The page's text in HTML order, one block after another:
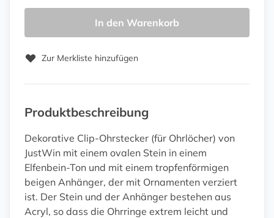
In den Warenkorb
Zur Merkliste hinzufügen
Produktbeschreibung
Dekorative Clip-Ohrstecker (für Ohrlöcher) von
JustWin mit einem ovalen Stein in einem
Elfenbein-Ton und mit einem tropfenförmigen
beigen Anhänger, der mit Ornamenten verziert
ist. Der Stein und der Anhänger bestehen aus
Acryl, so dass die Ohrringe extrem leicht und